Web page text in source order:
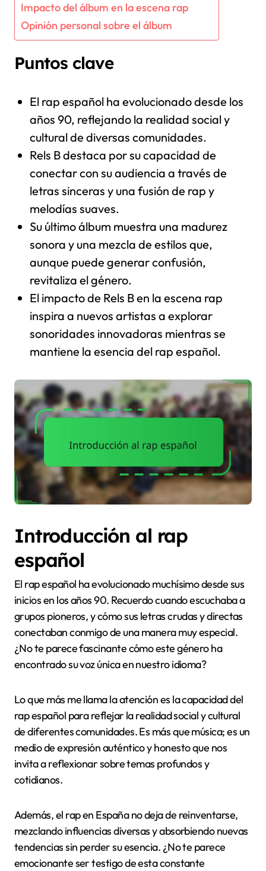
Impacto del álbum en la escena rap
Opinión personal sobre el álbum
Puntos clave
El rap español ha evolucionado desde los
años 90, reflejando la realidad social y
cultural de diversas comunidades.
Rels B destaca por su capacidad de
conectar con su audiencia a través de
letras sinceras y una fusión de rap y
melodías suaves.
Su último álbum muestra una madurez
sonora y una mezcla de estilos que,
aunque puede generar confusión,
revitaliza el género.
El impacto de Rels B en la escena rap
inspira a nuevos artistas a explorar
sonoridades innovadoras mientras se
mantiene la esencia del rap español.
Introducción al rap
español
El rap español ha evolucionado muchísimo desde sus
inicios en los años 90. Recuerdo cuando escuchaba a
grupos pioneros, y cómo sus letras crudas y directas
conectaban conmigo de una manera muy especial.
¿No te parece fascinante cómo este género ha
encontrado su voz única en nuestro idioma?
Lo que más me llama la atención es la capacidad del
rap español para reflejar la realidad social y cultural
de diferentes comunidades. Es más que música; es un
medio de expresión auténtico y honesto que nos
invita a reflexionar sobre temas profundos y
cotidianos.
Además, el rap en España no deja de reinventarse,
mezclando influencias diversas y absorbiendo nuevas
tendencias sin perder su esencia. ¿No te parece
emocionante ser testigo de esta constante